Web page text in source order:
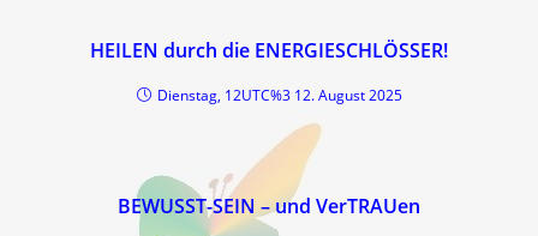
HEILEN durch die ENERGIESCHLÖSSER!
Dienstag, 12UTC%3 12. August 2025
BEWUSST-SEIN – und VerTRAUen